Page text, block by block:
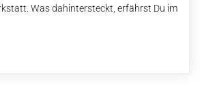
Was dahintersteckt, erfährst Du im